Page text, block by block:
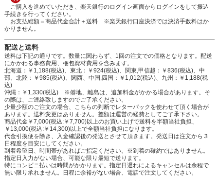
ご購入を進めていただき、楽天銀行のログイン画面からログインをして振込
手続きを行ってください。
お支払総額＝商品代金合計＋送料 ※楽天銀行口座決済では決済手数料はか
かりません。
配送と送料
送料は下記の通りです。数量に関わらず、1回の注文での価格となります。配送
にかかわる事務費用、梱包資材費用を含みます。
北海道：￥1,188(税込)、東北：￥924(税込)、関東,甲信越：￥836(税込)、中
部、北陸：￥985(税込)、関西、中国,四国：￥1,012(税込)、九州：￥1,188(税
込)
沖縄：￥1,330(税込) ※僻地、離島は、追加料金がかかる場合があります。そ
の際は、ご連絡致しますのでご了承ください。
少量少額のご注文の場合、こちらの判断でレターパックを使わせて頂く場合が
あります。送料変更はありません。差額は運営の経費としてご了承下さい。
商品代金￥7,000(税込:￥7,700)以上のお買い上げで送料を半額当社負担、
￥13,000(税込:￥14,300)以上で全額当社負担になります。
代金引換便を除き、入金確認後の発送とさせて頂きます。発送日は注文から３
日程度を目安にしてください。
到着希望日、時間帯があればご指定ください。※到着の確約ではありません。
指定日入力がない場合、可能な限り最短で送ります。
特にコンビニ払いは時間がかかります。指定日遅れによるキャンセルは余程で
無い限り承れません。日程に余裕がない場合、電話で注文してください。